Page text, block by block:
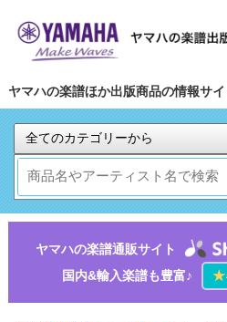
ヤマハの楽譜ほか出版商品の情報サイ
ヤマハの楽譜通販サイト
国内&輸入楽譜も豊富♪
★